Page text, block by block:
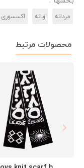
مردانه زنانه اکسسوری
محصولات مرتبط